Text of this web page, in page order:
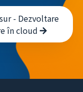
- Dezvoltare
în cloud